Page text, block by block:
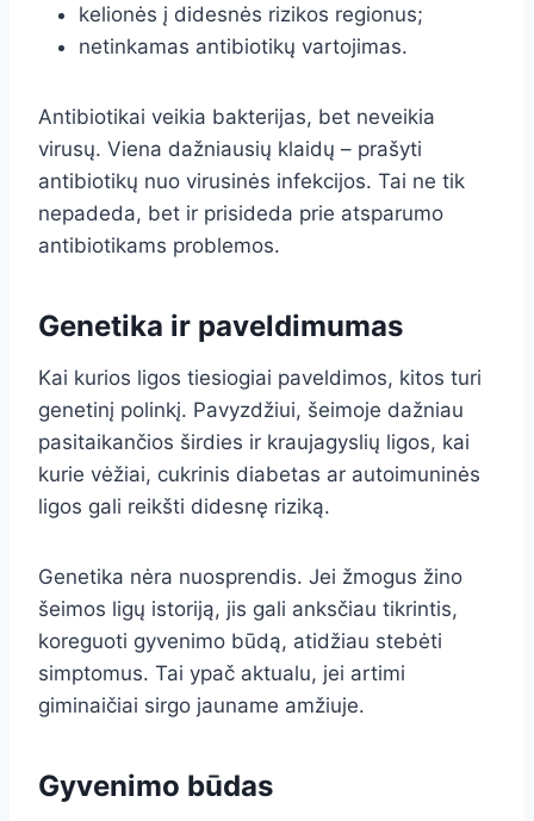
kelionės į didesnės rizikos regionus;
netinkamas antibiotikų vartojimas.
Antibiotikai veikia bakterijas, bet neveikia
virusų. Viena dažniausių klaidų – prašyti
antibiotikų nuo virusinės infekcijos. Tai ne tik
nepadeda, bet ir prisideda prie atsparumo
antibiotikams problemos.
Genetika ir paveldimumas
Kai kurios ligos tiesiogiai paveldimos, kitos turi
genetinį polinkį. Pavyzdžiui, šeimoje dažniau
pasitaikančios širdies ir kraujagyslių ligos, kai
kurie vėžiai, cukrinis diabetas ar autoimuninės
ligos gali reikšti didesnę riziką.
Genetika nėra nuosprendis. Jei žmogus žino
šeimos ligų istoriją, jis gali anksčiau tikrintis,
koreguoti gyvenimo būdą, atidžiau stebėti
simptomus. Tai ypač aktualu, jei artimi
giminaičiai sirgo jauname amžiuje.
Gyvenimo būdas